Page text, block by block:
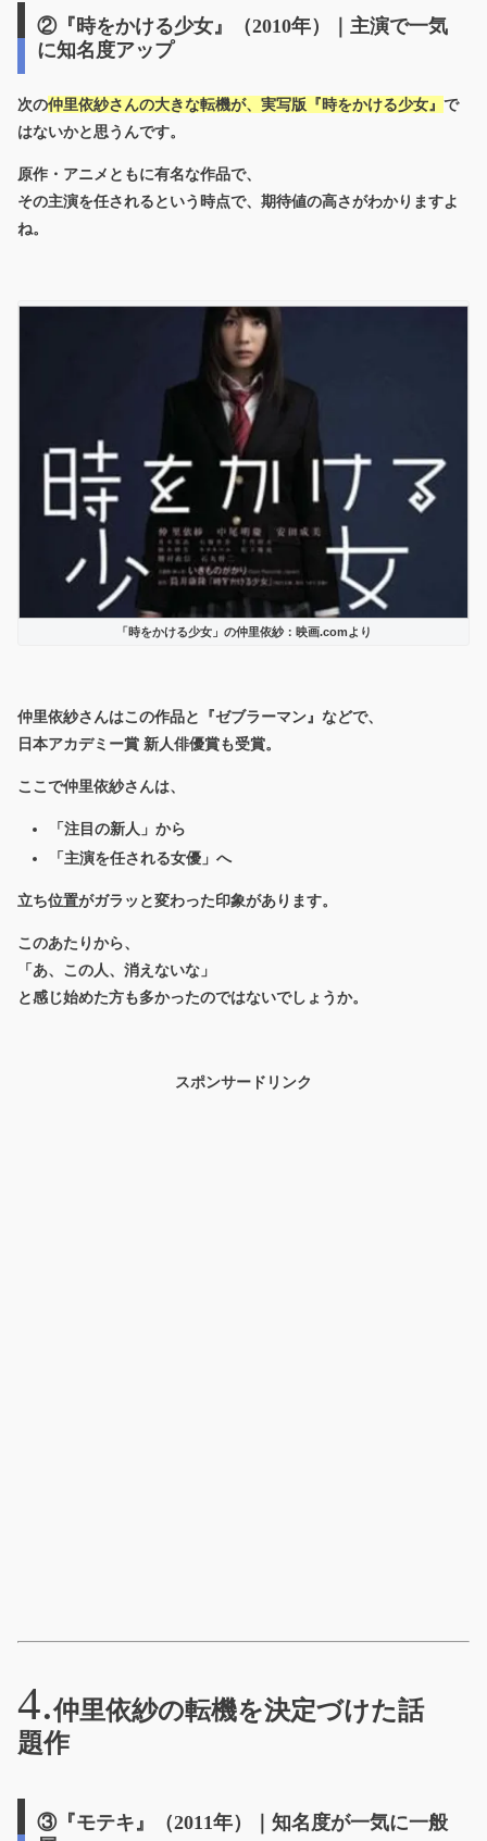
②『時をかける少女』（2010年）｜主演で一気
に知名度アップ
次の仲里依紗さんの大きな転機が、 実写版『時をかける少女』 で
はないかと思うんです。
原作・アニメともに有名な作品で、
その主演を任されるという時点で、期待値の高さがわかりますよ
ね。
「時をかける少女」の仲里依紗：映画.comより
仲里依紗さんはこの作品と『ゼブラーマン』などで、
日本アカデミー賞 新人俳優賞も受賞。
ここで仲里依紗さんは、
「注目の新人」から
「主演を任される女優」へ
立ち位置がガラッと変わった印象があります。
このあたりから、
「あ、この人、消えないな」
と感じ始めた方も多かったのではないでしょうか。
スポンサードリンク
仲里依紗の転機を決定づけた話
題作
③『モテキ』（2011年）｜知名度が一気に一般